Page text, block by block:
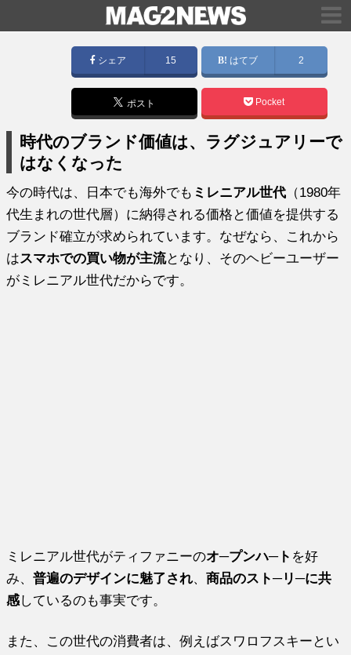
シェア 15 はてブ 2
ポスト Pocket
時代のブランド価値は、ラグジュアリーで
はなくなった
今の時代は、日本でも海外でも ミレニアル世代 （1980年
代生まれの世代層）に納得される価格と価値を提供する
ブランド確立が求められています。なぜなら、これから
はスマホでの買い物が主流となり、そのヘビーユーザー
がミレニアル世代だからです。
ミレニアル世代がティファニーのオ─プンハ─ト を好
み、普遍のデザインに魅了され、商品のスト─リ─に共
感しているのも事実です。
また、この世代の消費者は、例えばスワロフスキーとい